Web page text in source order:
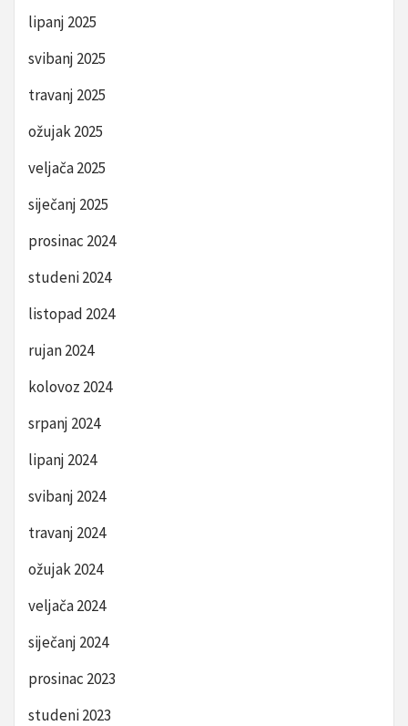
lipanj 2025
svibanj 2025
travanj 2025
ožujak 2025
veljača 2025
siječanj 2025
prosinac 2024
studeni 2024
listopad 2024
rujan 2024
kolovoz 2024
srpanj 2024
lipanj 2024
svibanj 2024
travanj 2024
ožujak 2024
veljača 2024
siječanj 2024
prosinac 2023
studeni 2023